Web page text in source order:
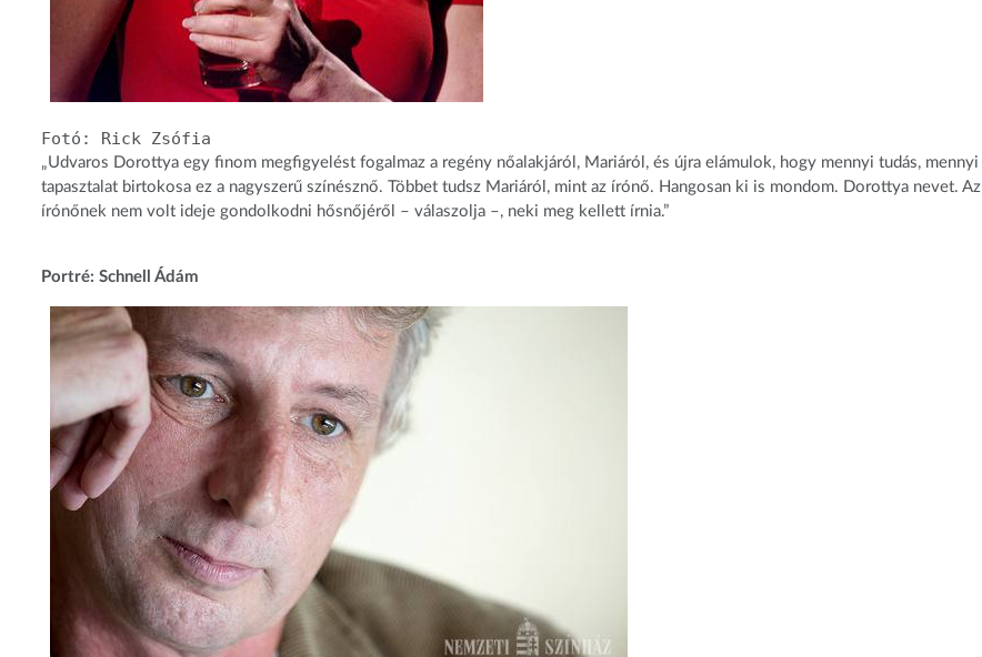
Fotó: Rick Zsófia
„Udvaros Dorottya egy finom megfigyelést fogalmaz a regény nőalakjáról, Mariáról, és újra elámulok, hogy mennyi tudás, mennyi
tapasztalat birtokosa ez a nagyszerű színésznő. Többet tudsz Mariáról, mint az írónő. Hangosan ki is mondom. Dorottya nevet. Az
írónőnek nem volt ideje gondolkodni hősnőjéről – válaszolja –, neki meg kellett írnia.”
Portré: Schnell Ádám